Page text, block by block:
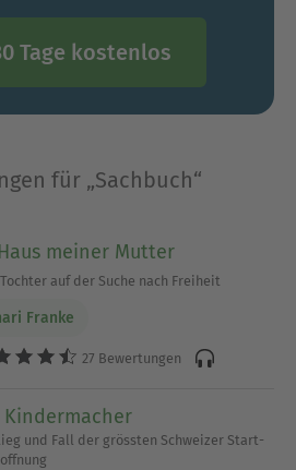
Tage kostenlos
für „Sachbuch“
meiner Mutter
auf der Suche nach Freiheit
Franke
27 Bewertungen
Kindermacher
und Fall der grössten Schweizer Start-